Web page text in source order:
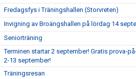
Fredagsfys i Träningshallen (Storvreten)
Invigning av Broängshallen på lördag 14
Seniorträning
Terminen startar 2 september! Gratis prova-
2-13 september!
Träningsresan